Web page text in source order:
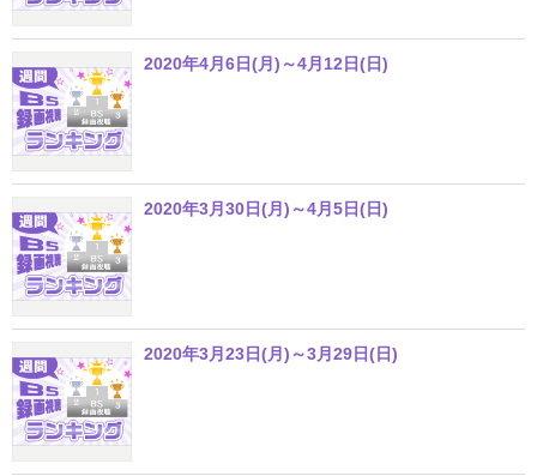
2020年4月6日(月)～4月12日(日)
2020年3月30日(月)～4月5日(日)
2020年3月23日(月)～3月29日(日)